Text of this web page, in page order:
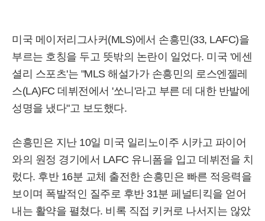
미국 메이저리그사커(MLS)에서 손흥민(33, LAFC)을
부르는 호칭을 두고 뜻밖의 논란이 일었다. 미국 '에센
셜리 스포츠'는 "MLS 해설가가 손흥민의 로스엔젤레
스(LA)FC 데뷔전에서 '쏘니'라고 부른 데 대한 반발에
성명을 냈다"고 보도했다.
손흥민은 지난 10일 미국 일리노이주 시카고 파이어
와의 원정 경기에서 LAFC 유니폼을 입고 데뷔전을 치
렀다. 후반 16분 교체 출전한 손흥민은 빠른 적응력을
보이며 폭발적인 질주로 후반 31분 페널티킥을 얻어
내는 활약을 펼쳤다. 비록 직접 키커로 나서지는 않았